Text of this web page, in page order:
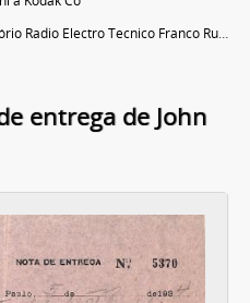
Electro Tecnico Franco Rubbiani.
entrega de John